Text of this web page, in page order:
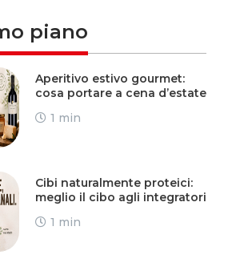
piano
Aperitivo estivo gourmet:
cosa portare a cena d’estate
1 min
Cibi naturalmente proteici:
meglio il cibo agli integratori
1 min